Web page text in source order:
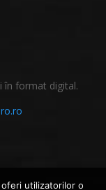
în format digital.
utilizatorilor o